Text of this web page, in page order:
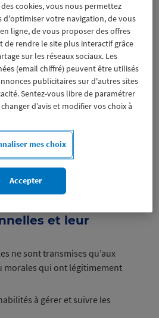
de formations maritimes et nos
de la poursuite de notre
et fidéliser le portefeuille
consentement lorsque ces
adressées par voie électronique
de préventionsur le fondement de
intérêt légitime afin mettre en
mutualistes
votre espace personnel sur
maritimes sur le fondement
intérêt légitime à fluidifier nos
et leur
ne sont transmises qu’aux
morales qui ont légitimement
à gérer et suivre les
cookies, vous nous permettez
d'optimiser votre navigation, de vous
ligne, de vous proposer des offres
de rendre le site plus interactif grâce
sur les réseaux sociaux. Les
(email chiffré) peuvent être utilisés
publicitaires sur d'autres sites
Sentez-vous libre de paramétrer
d’avis et modifier vos choix à
mes choix
Accepter